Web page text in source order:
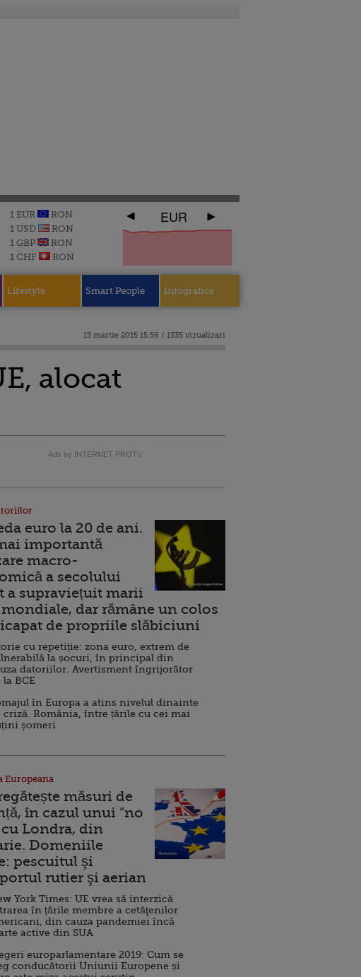
1 EUR
RON
1 USD
RON
1 GBP
RON
1 CHF
RON
EUR
Lifestyle Smart People Infografice
13 martie 2015 15:59 / 1335 vizualizari
alocat
Ads by INTERNET PROTV
euro la 20 de ani.
importantă
macro-
a secolului
a supraviețuit marii
dar rămâne un colos
de propriile slăbiciuni
cu repetiție: zona euro, extrem de
la șocuri, în principal din
datoriilor. Avertisment îngrijorător
la BCE
în Europa a atins nivelul dinainte
criză. România, între țările cu cei mai
șomeri
Europeana
măsuri de
în cazul unui ”no
cu Londra, din
Domeniile
pescuitul şi
rutier şi aerian
York Times: UE vrea să interzică
în țările membre a cetăţenilor
din cauza pandemiei încă
active din SUA
europarlamentare 2019: Cum se
conducătorii Uniunii Europene și